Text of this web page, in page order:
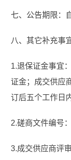
七、公告期限：
八、其它补充事
1.退保证金事宜
证金；成交供应
订后五个工作日
2.磋商文件编号
3.成交供应商评